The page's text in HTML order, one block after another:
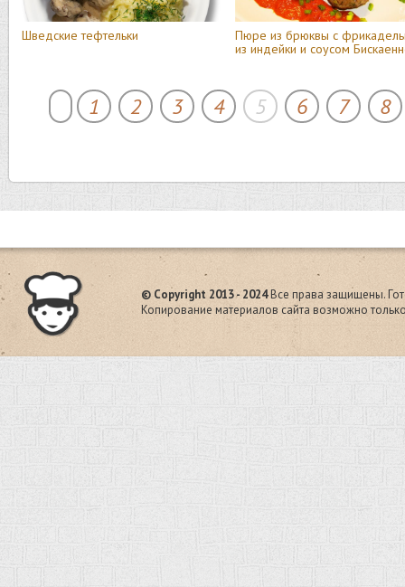
Шведские тефтельки
Пюре из брюквы с
из индейки и соусом
1 2 3 4 5 6 7 8
© Copyright 2013 - 2024Все права защищены.
Копирование материалов сайта возможно